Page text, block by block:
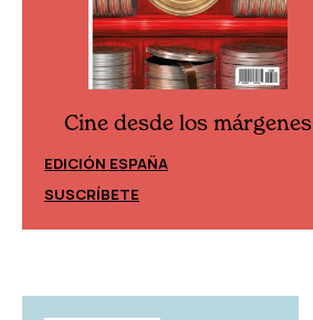
Cine desde los márgenes
EDICIÓN ESPAÑA
SUSCRÍBETE